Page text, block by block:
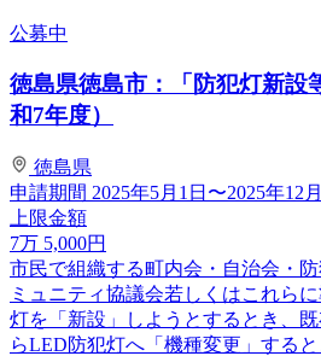
公募中
徳島県徳島市：「防犯灯新設
和7年度）
徳島県
申請期間 2025年5月1日〜2025年12
上限金額
7万 5,000円
市民で組織する町内会・自治会・
ミュニティ協議会若しくはこれら
灯を「新設」しようとするとき、
らLED防犯灯へ「機種変更」する